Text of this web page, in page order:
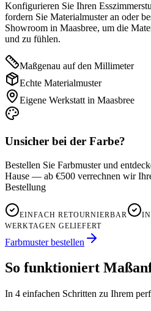
Konfigurieren Sie Ihren
fordern Sie Materialmuster an oder
Showroom in Maasbree, um die
und zu fühlen.
Maßgenau auf den Millimeter
Echte Materialmuster
Eigene Werkstatt in Maasbree
Unsicher bei der Farbe?
Bestellen Sie Farbmuster und
Hause — ab €500 verrechnen wir
Bestellung
EINFACH RETOURNIERBAR
WERKTAGEN GELIEFERT
Farbmuster bestellen
So funktioniert
In 4 einfachen Schritten zu Ihrem